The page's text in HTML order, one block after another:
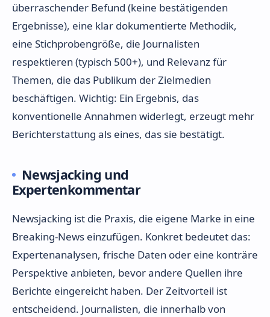
überraschender Befund (keine bestätigenden
Ergebnisse), eine klar dokumentierte Methodik,
eine Stichprobengröße, die Journalisten
respektieren (typisch 500+), und Relevanz für
Themen, die das Publikum der Zielmedien
beschäftigen. Wichtig: Ein Ergebnis, das
konventionelle Annahmen widerlegt, erzeugt mehr
Berichterstattung als eines, das sie bestätigt.
Newsjacking und
Expertenkommentar
Newsjacking ist die Praxis, die eigene Marke in eine
Breaking-News einzufügen. Konkret bedeutet das:
Expertenanalysen, frische Daten oder eine konträre
Perspektive anbieten, bevor andere Quellen ihre
Berichte eingereicht haben. Der Zeitvorteil ist
entscheidend. Journalisten, die innerhalb von